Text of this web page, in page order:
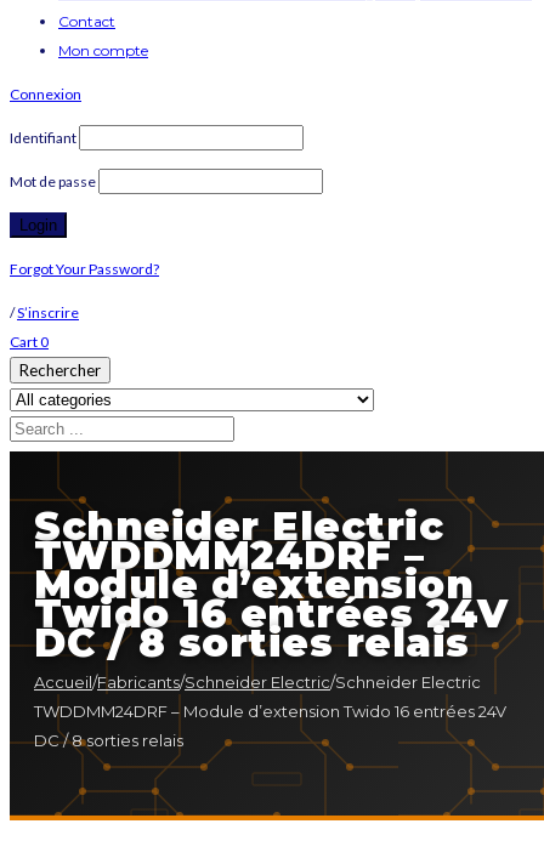
Contact
Mon compte
Connexion
Identifiant
Mot de passe
Forgot Your Password?
/S’inscrire
Cart0
Rechercher
Schneider Electric
TWDDMM24DRF –
Module d’extension
Twido 16 entrées 24V
DC / 8 sorties relais
Accueil/Fabricants/Schneider Electric/Schneider Electric
TWDDMM24DRF – Module d’extension Twido 16 entrées 24V
DC / 8 sorties relais